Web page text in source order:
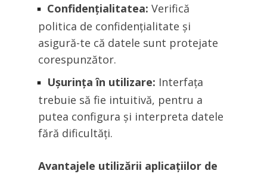
Confidențialitatea: Verifică
politica de confidențialitate și
asigură-te că datele sunt protejate
corespunzător.
Ușurința în utilizare: Interfața
trebuie să fie intuitivă, pentru a
putea configura și interpreta datele
fără dificultăți.
Avantajele utilizării aplicațiilor de